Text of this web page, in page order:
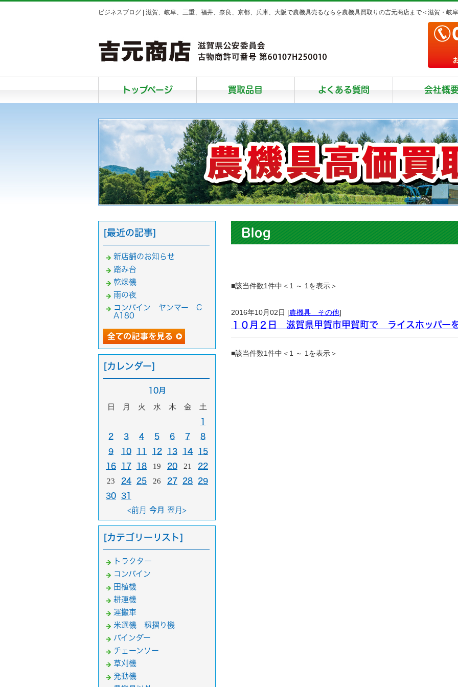
ビジネスブログ | 滋賀、岐阜、三重、福井、奈良、京都、兵庫、大阪で農機具売るならを農機具買取りの吉元商店まで＜滋賀・岐
トップページ 買取品目 よくある質問 会社概
Blog
■該当件数1件中＜1 ～ 1を表示＞
2016年10月02日 [農機具 その他]
１０月２日 滋賀県甲賀市甲賀町で ライスホッパーを
■該当件数1件中＜1 ～ 1を表示＞
[最近の記事]
新店舗のお知らせ
踏み台
乾燥機
雨の夜
コンバイン ヤンマー C
A180
[カレンダー]
10月
日 月 火 水 木 金 土
1
2
3 4 5 6 7
8
9
10 11 12 13 14
15
16
17 18 19 20 21 22
23 24 25 26 27 28
29
30
31
<前月 今月 翌月>
[カテゴリーリスト]
トラクター
コンバイン
田植機
耕運機
運搬車
米選機 籾摺り機
バインダー
チェーンソー
草刈機
発動機